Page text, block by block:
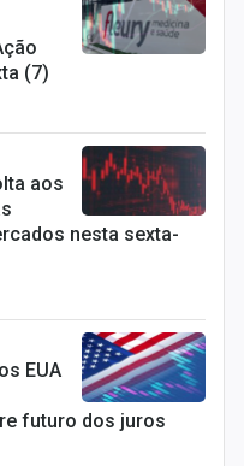
(7)
aos
nesta sexta-
EUA
futuro dos juros